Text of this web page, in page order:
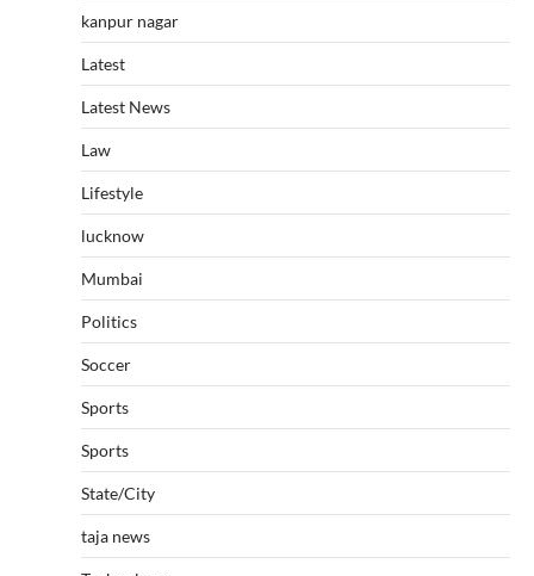
kanpur nagar
Latest
Latest News
Law
Lifestyle
lucknow
Mumbai
Politics
Soccer
Sports
Sports
State/City
taja news